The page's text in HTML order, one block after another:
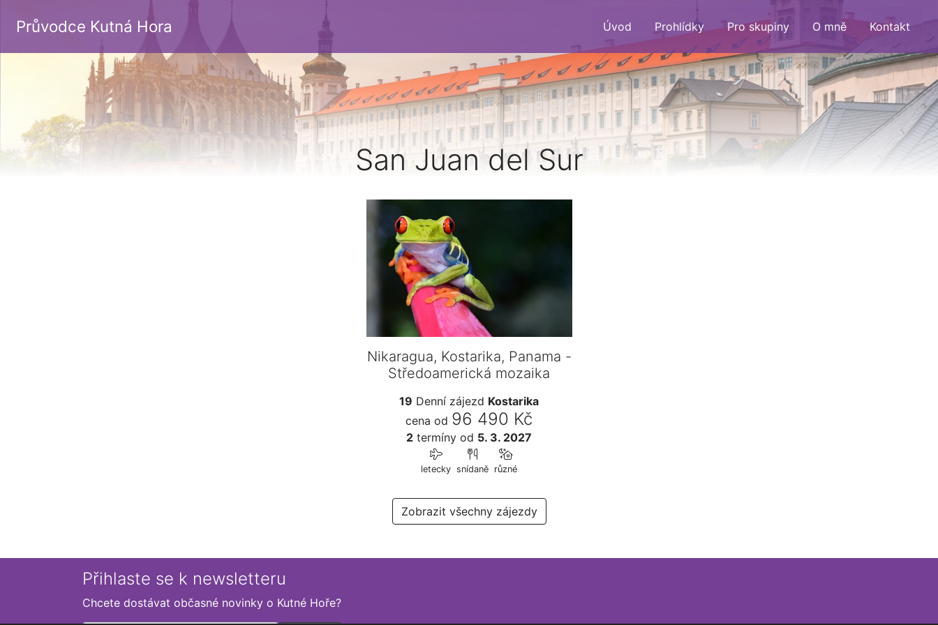
Průvodce Kutná Hora Úvod Prohlídky Pro skupiny O mně Kontakt
San Juan del Sur
Nikaragua, Kostarika, Panama -
Středoamerická mozaika
19 Denní zájezd Kostarika
cena od 96 490 Kč
2 termíny od 5. 3. 2027
letecky snídaně různé
Zobrazit všechny zájezdy
Přihlaste se k newsletteru
Chcete dostávat občasné novinky o Kutné Hoře?